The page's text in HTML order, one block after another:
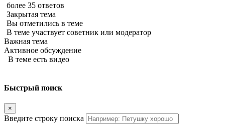
более 35 ответов
Закрытая тема
Вы отметились в теме
В теме участвует советник или модератор
Важная тема
Активное обсуждение
В теме есть видео
Быстрый поиск
×
Введите строку поиска